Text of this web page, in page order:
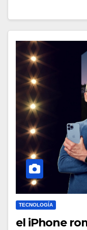
TECNOLOGÍA
el iPhone